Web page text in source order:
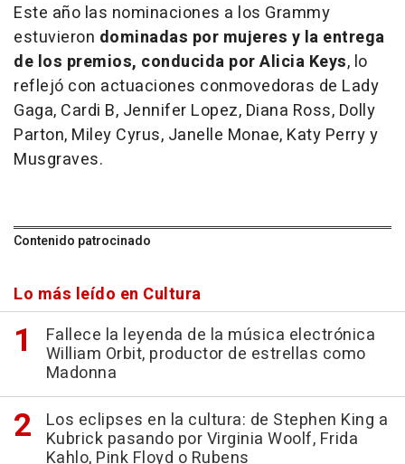
Este año las nominaciones a los Grammy
estuvieron dominadas por mujeres y la entrega
de los premios, conducida por Alicia Keys, lo
reflejó con actuaciones conmovedoras de Lady
Gaga, Cardi B, Jennifer Lopez, Diana Ross, Dolly
Parton, Miley Cyrus, Janelle Monae, Katy Perry y
Musgraves.
Contenido patrocinado
Lo más leído en Cultura
Fallece la leyenda de la música electrónica
William Orbit, productor de estrellas como
Madonna
Los eclipses en la cultura: de Stephen King a
Kubrick pasando por Virginia Woolf, Frida
Kahlo, Pink Floyd o Rubens